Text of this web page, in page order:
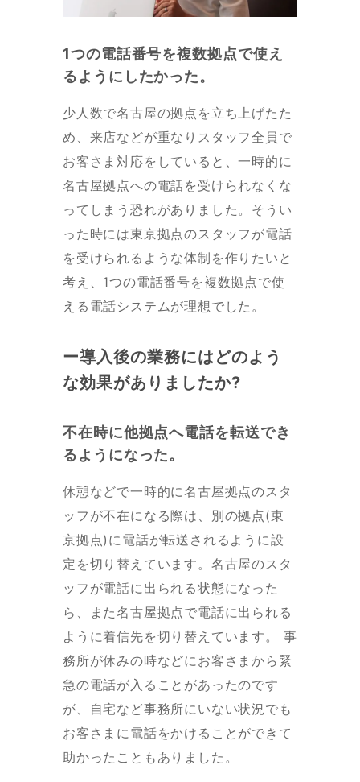
1つの電話番号を複数拠点で使え
るようにしたかった。
少人数で名古屋の拠点を立ち上げたた
め、来店などが重なりスタッフ全員で
お客さま対応をしていると、一時的に
名古屋拠点への電話を受けられなくな
ってしまう恐れがありました。そうい
った時には東京拠点のスタッフが電話
を受けられるような体制を作りたいと
考え、1つの電話番号を複数拠点で使
える電話システムが理想でした。
ー導入後の業務にはどのよう
な効果がありましたか?
不在時に他拠点へ電話を転送でき
るようになった。
休憩などで一時的に名古屋拠点のスタ
ッフが不在になる際は、別の拠点(東
京拠点)に電話が転送されるように設
定を切り替えています。名古屋のスタ
ッフが電話に出られる状態になった
ら、また名古屋拠点で電話に出られる
ように着信先を切り替えています。 事
務所が休みの時などにお客さまから緊
急の電話が入ることがあったのです
が、自宅など事務所にいない状況でも
お客さまに電話をかけることができて
助かったこともありました。